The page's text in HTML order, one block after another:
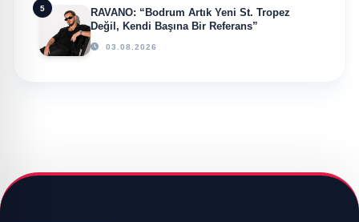
5
RAVANO: “Bodrum Artık Yeni St. Tropez
Değil, Kendi Başına Bir Referans”
03.08.2026